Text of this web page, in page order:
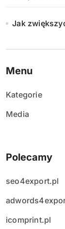
Jak
Menu
Kategorie
Media
Polecamy
seo4export.pl
icomprint.pl